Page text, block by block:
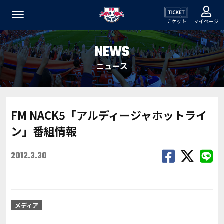
チケット マイページ
NEWS
ニュース
FM NACK5「アルディージャホットライ
ン」番組情報
2012.3.30
メディア